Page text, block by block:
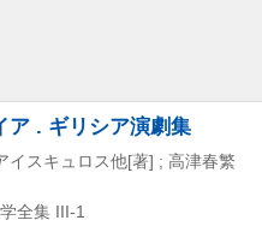
ア . ギリシア演劇集
イスキュロス他[著] ; 高津春繁
全集 III-1